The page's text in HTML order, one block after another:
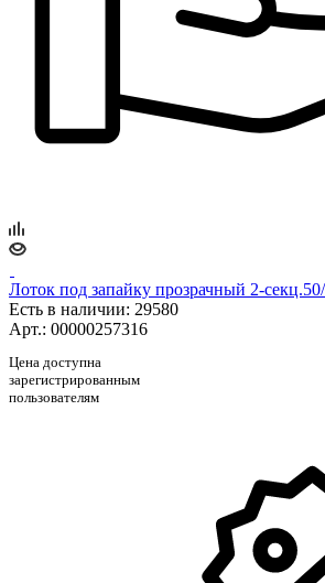
Лоток под запайку прозрачный 2-
Есть в наличии: 29580
Арт.: 00000257316
Цена доступна
зарегистрированным
пользователям